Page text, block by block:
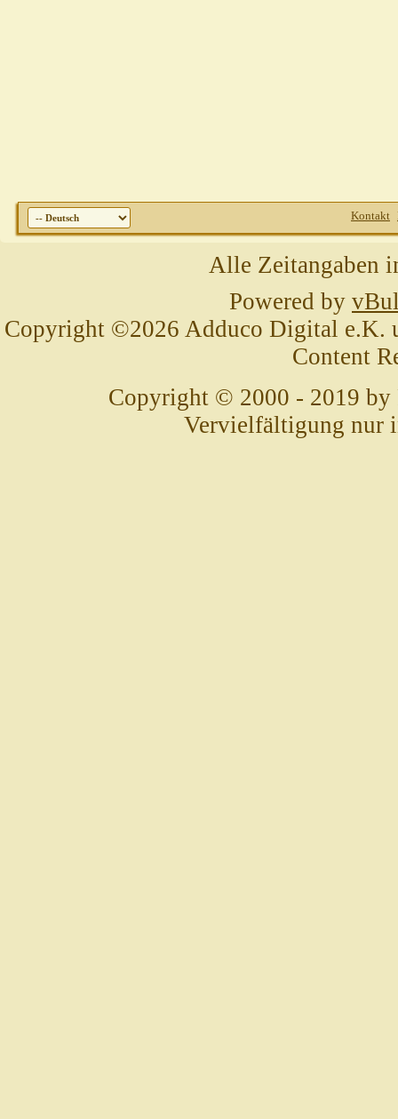
Kontakt
Alle Zeitangaben
Powered by
Copyright ©2026 Adduco Digital e.K.
Content
Copyright © 2000 - 2019 by
Vervielfältigung nur